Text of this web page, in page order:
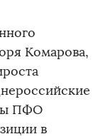
Комарова,
ПФО
в